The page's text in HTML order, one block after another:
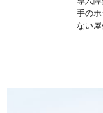
手の
ない